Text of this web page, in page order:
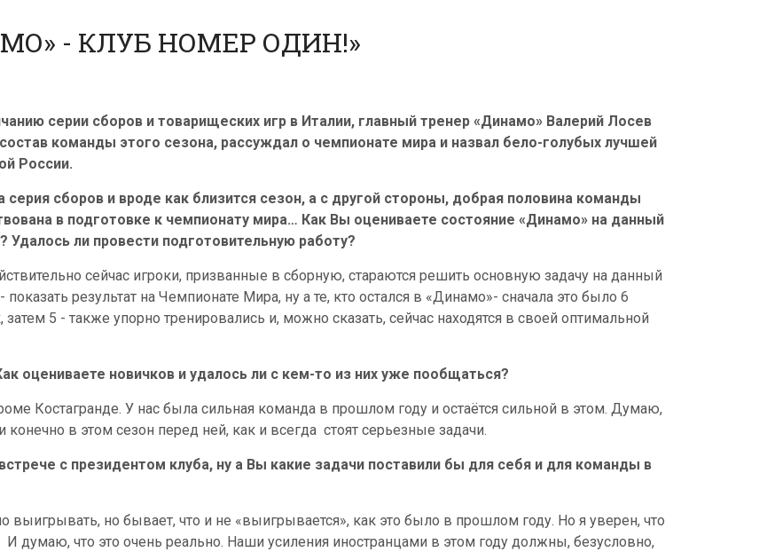
- КЛУБ НОМЕР ОДИН!»
серии сборов и товарищеских игр в Италии, главный тренер «Динамо» Валерий Лосев
команды этого сезона, рассуждал о чемпионате мира и назвал бело-голубых лучшей
России.
серия сборов и вроде как близится сезон, а с другой стороны, добрая половина команды
в подготовке к чемпионату мира… Как Вы оцениваете состояние «Динамо» на данный
Удалось ли провести подготовительную работу?
сейчас игроки, призванные в сборную, стараются решить основную задачу на данный
показать результат на Чемпионате Мира, ну а те, кто остался в «Динамо»- сначала это было 6
затем 5 - также упорно тренировались и, можно сказать, сейчас находятся в своей оптимальной
оцениваете новичков и удалось ли с кем-то из них уже пообщаться?
Костагранде. У нас была сильная команда в прошлом году и остаётся сильной в этом. Думаю,
в этом сезон перед ней, как и всегда стоят серьезные задачи.
с президентом клуба, ну а Вы какие задачи поставили бы для себя и для команды в
выигрывать, но бывает, что и не «выигрывается», как это было в прошлом году. Но я уверен, что
И думаю, что это очень реально. Наши усиления иностранцами в этом году должны, безусловно,